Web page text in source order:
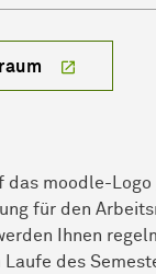
das moodle-Logo
für den
Ihnen
des